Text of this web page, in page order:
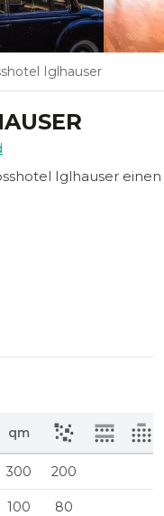
Iglhauser
Iglhauser einen
qm
300 200
100 80